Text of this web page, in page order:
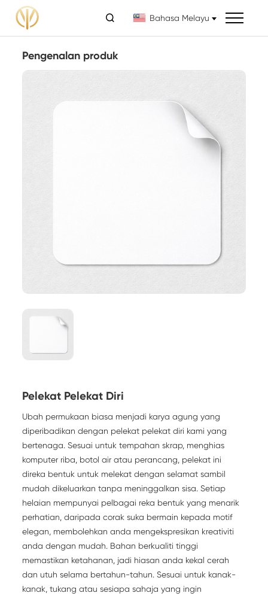
 Bahasa Melayu
Pengenalan produk
Pelekat Pelekat Diri
Ubah permukaan biasa menjadi karya agung yang
diperibadikan dengan pelekat pelekat diri kami yang
bertenaga. Sesuai untuk tempahan skrap, menghias
komputer riba, botol air atau perancang, pelekat ini
direka bentuk untuk melekat dengan selamat sambil
mudah dikeluarkan tanpa meninggalkan sisa. Setiap
helaian mempunyai pelbagai reka bentuk yang menarik
perhatian, daripada corak suka bermain kepada motif
elegan, membolehkan anda mengekspresikan kreativiti
anda dengan mudah. Bahan berkualiti tinggi
memastikan ketahanan, jadi hiasan anda kekal cerah
dan utuh selama bertahun-tahun. Sesuai untuk kanak-
kanak, tukang atau sesiapa sahaja yang ingin